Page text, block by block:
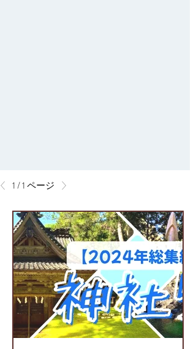
1 / 1 ページ